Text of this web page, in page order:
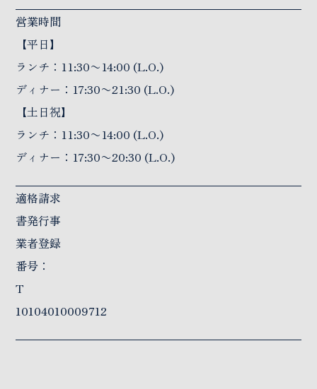
営業時間
【平日】
ランチ：11:30〜14:00 (L.O.)
ディナー：17:30〜21:30 (L.O.)
【土日祝】
ランチ：11:30〜14:00 (L.O.)
ディナー：17:30〜20:30 (L.O.)
適格請求
書発行事
業者登録
番号：
T
10104010009712